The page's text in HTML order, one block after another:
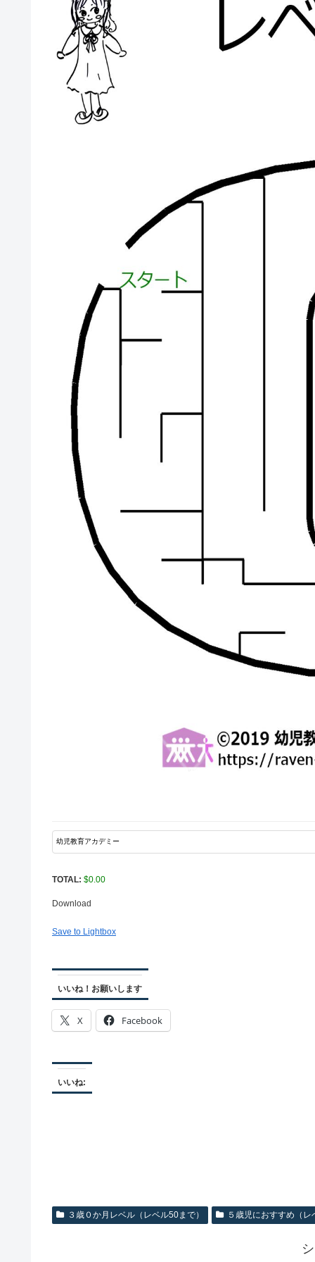
TOTAL: $0.00
Download
Save to Lightbox
いいね！お願いします
X Facebook
いいね:
３歳０か月レベル（レベル50まで） ５歳児におすすめ（